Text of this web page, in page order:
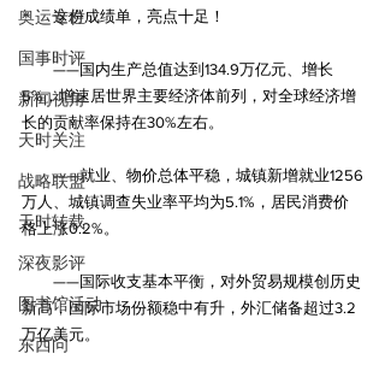
奥运专栏
国事时评
新闻视角
天时关注
战略联盟
天时转载
深夜影评
图书馆活动
东西问
这份成绩单，亮点十足！
——国内生产总值达到134.9万亿元、增长
5%，增速居世界主要经济体前列，对全球经济增
长的贡献率保持在30%左右。
——就业、物价总体平稳，城镇新增就业1256
万人、城镇调查失业率平均为5.1%，居民消费价
格上涨0.2%。
——国际收支基本平衡，对外贸易规模创历史
新高，国际市场份额稳中有升，外汇储备超过3.2
万亿美元。